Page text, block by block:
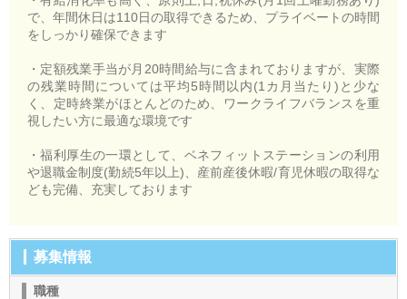
で、年間休日は110日の取得できるため、プライベートの時間
をしっかり確保できます
・定額残業手当が月20時間給与に含まれておりますが、実際
の残業時間については平均5時間以内(1カ月当たり)と少な
く、定時終業がほとんどのため、ワークライフバランスを重
視したい方に最適な環境です
・福利厚生の一環として、ベネフィットステーションの利用
や退職金制度(勤続5年以上)、産前産後休暇/育児休暇の取得な
ども完備、充実しております
募集情報
職種